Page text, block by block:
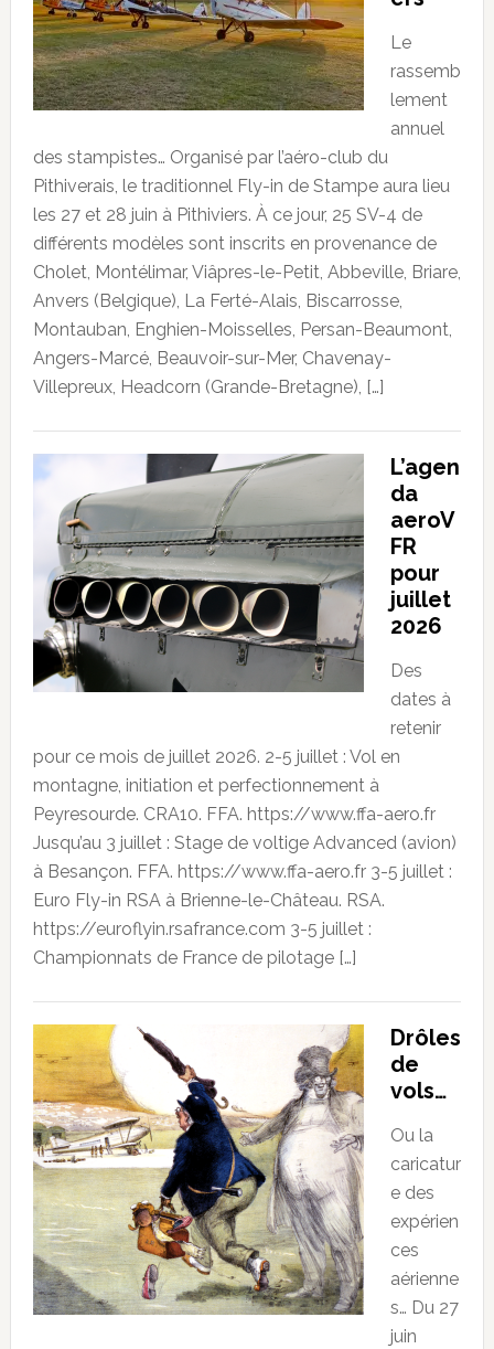
Le
rassemb
lement
annuel
des stampistes… Organisé par l’aéro-club du
Pithiverais, le traditionnel Fly-in de Stampe aura lieu
les 27 et 28 juin à Pithiviers. À ce jour, 25 SV-4 de
différents modèles sont inscrits en provenance de
Cholet, Montélimar, Viâpres-le-Petit, Abbeville, Briare,
Anvers (Belgique), La Ferté-Alais, Biscarrosse,
Montauban, Enghien-Moisselles, Persan-Beaumont,
Angers-Marcé, Beauvoir-sur-Mer, Chavenay-
Villepreux, Headcorn (Grande-Bretagne), […]
L’agen
da
aeroV
FR
pour
juillet
2026
Des
dates à
retenir
pour ce mois de juillet 2026. 2-5 juillet : Vol en
montagne, initiation et perfectionnement à
Peyresourde. CRA10. FFA. https://www.ffa-aero.fr
Jusqu’au 3 juillet : Stage de voltige Advanced (avion)
à Besançon. FFA. https://www.ffa-aero.fr 3-5 juillet :
Euro Fly-in RSA à Brienne-le-Château. RSA.
https://euroflyin.rsafrance.com 3-5 juillet :
Championnats de France de pilotage […]
Drôles
de
vols…
Ou la
caricatur
e des
expérien
ces
aérienne
s… Du 27
juin